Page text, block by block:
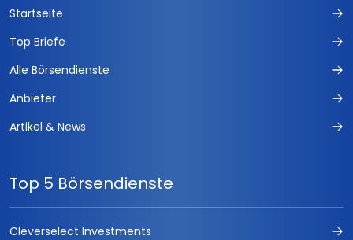
Startseite
Top Briefe
Alle Börsendienste
Anbieter
Artikel & News
Top 5 Börsendienste
Cleverselect Investments